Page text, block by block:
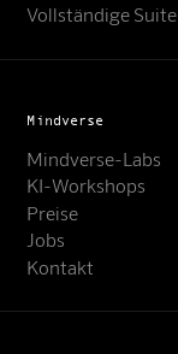
Vollständige Suite
Mindverse
Mindverse-Labs
KI-Workshops
Preise
Jobs
Kontakt